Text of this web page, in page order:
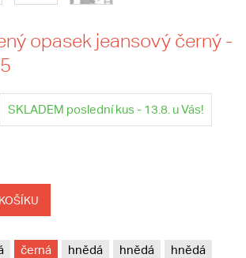
opasek jeansový černý -
SKLADEM poslední kus - 13.8. u Vás!
černá hnědá hnědá hnědá